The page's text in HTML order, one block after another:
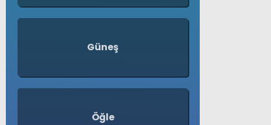
Spor
İletişim
Güneş
Öğle